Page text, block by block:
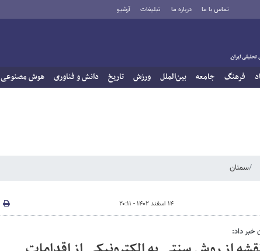
تماس با ما درباره ما تبلیغات آرشیو
فرهنگ جامعه بین‌الملل ورزش تاریخ دانش و فناوری هوش مصنوعی
سمنان
۱۴ اسفند ۱۴۰۲ - ۲۰:۱۱
داد: